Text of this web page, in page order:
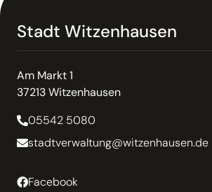
Stadt Witzenhausen
Am Markt 1
37213 Witzenhausen
05542 5080
stadtverwaltung@witzenhausen.de
Facebook